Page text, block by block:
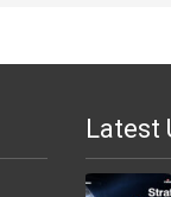
Latest